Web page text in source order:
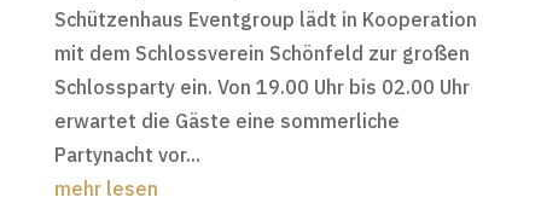
Schützenhaus Eventgroup lädt in Kooperation
mit dem Schlossverein Schönfeld zur großen
Schlossparty ein. Von 19.00 Uhr bis 02.00 Uhr
erwartet die Gäste eine sommerliche
Partynacht vor...
mehr lesen